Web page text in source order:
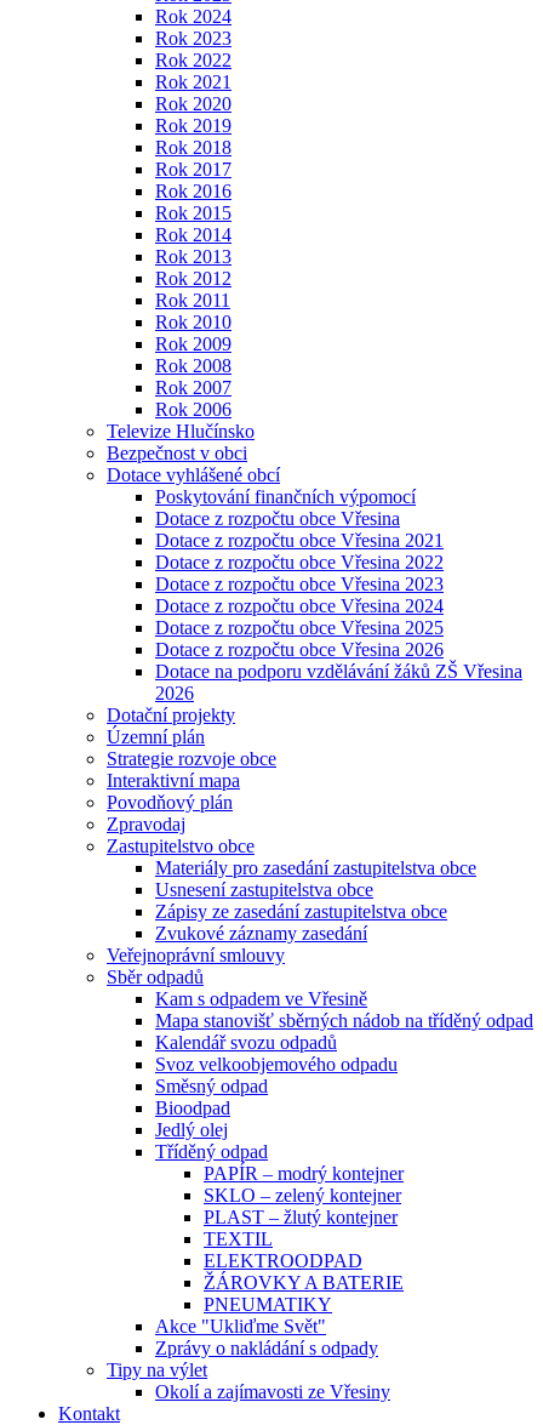
Rok 2024
Rok 2023
Rok 2022
Rok 2021
Rok 2020
Rok 2019
Rok 2018
Rok 2017
Rok 2016
Rok 2015
Rok 2014
Rok 2013
Rok 2012
Rok 2011
Rok 2010
Rok 2009
Rok 2008
Rok 2007
Rok 2006
Televize Hlučínsko
Bezpečnost v obci
Dotace vyhlášené obcí
Poskytování finančních výpomocí
Dotace z rozpočtu obce Vřesina
Dotace z rozpočtu obce Vřesina 2021
Dotace z rozpočtu obce Vřesina 2022
Dotace z rozpočtu obce Vřesina 2023
Dotace z rozpočtu obce Vřesina 2024
Dotace z rozpočtu obce Vřesina 2025
Dotace z rozpočtu obce Vřesina 2026
Dotace na podporu vzdělávání žáků ZŠ Vřesina
2026
Dotační projekty
Územní plán
Strategie rozvoje obce
Interaktivní mapa
Povodňový plán
Zpravodaj
Zastupitelstvo obce
Materiály pro zasedání zastupitelstva obce
Usnesení zastupitelstva obce
Zápisy ze zasedání zastupitelstva obce
Zvukové záznamy zasedání
Veřejnoprávní smlouvy
Sběr odpadů
Kam s odpadem ve Vřesině
Mapa stanovišť sběrných nádob na tříděný odpad
Kalendář svozu odpadů
Svoz velkoobjemového odpadu
Směsný odpad
Bioodpad
Jedlý olej
Tříděný odpad
PAPÍR – modrý kontejner
SKLO – zelený kontejner
PLAST – žlutý kontejner
TEXTIL
ELEKTROODPAD
ŽÁROVKY A BATERIE
PNEUMATIKY
Akce "Ukliďme Svět"
Zprávy o nakládání s odpady
Tipy na výlet
Okolí a zajímavosti ze Vřesiny
Kontakt